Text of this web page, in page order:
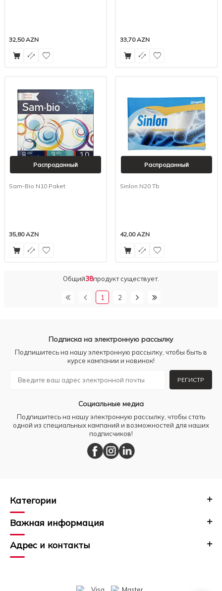
32,50AZN 33,70AZN
Распроданный
Sam-Bio N10 Paket
35,80AZN
Распроданный
Sinlon N20 Tb
42,00AZN
Общий38продукт существует.
1 2
Подписка на электронную рассылку
Подпишитесь на нашу электронную рассылку, чтобы быть в
курсе кампании и новинок!
РЕГИСТР
Социальные медиа
Подпишитесь на нашу электронную рассылку, чтобы стать
одной из специальных кампаний и возможностей для наших
подписчиков!
Категории
Важная информация
Адрес и контакты